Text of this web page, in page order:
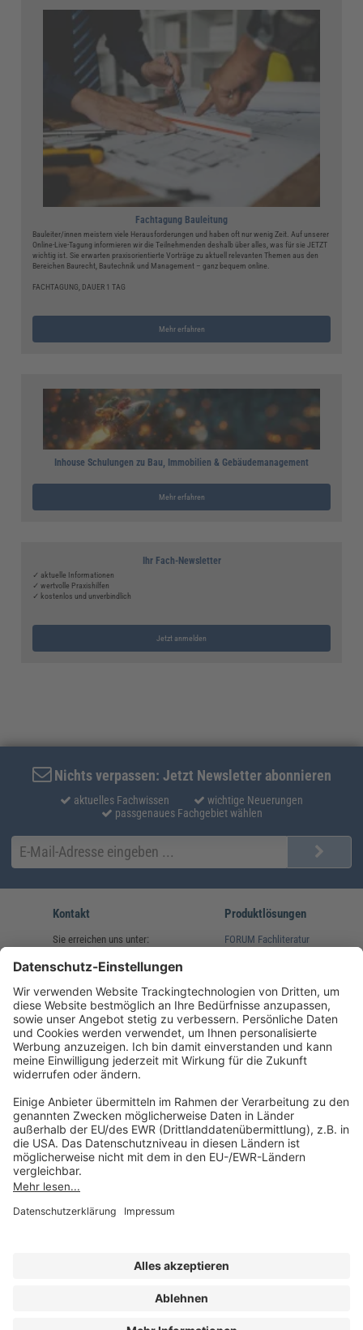
Fachtagung Bauleitung
Bauleiter/innen meistern viele Herausforderungen und haben oft nur wenig Zeit. Auf unserer
Online-Live-Tagung informieren wir die Teilnehmenden deshalb über alles, was für sie JETZT
wichtig ist. Sie erwarten praxisorientierte Vorträge zu aktuell relevanten Themen aus den
Bereichen Baurecht, Bautechnik und Management – ganz bequem online.
FACHTAGUNG, DAUER 1 TAG
Mehr erfahren
Inhouse Schulungen zu Bau, Immobilien & Gebäudemanagement
Mehr erfahren
Ihr Fach-Newsletter
✓ aktuelle Informationen
✓ wertvolle Praxishilfen
✓ kostenlos und unverbindlich
Jetzt anmelden
Nichts verpassen: Jetzt Newsletter abonnieren
aktuelles Fachwissen
wichtige Neuerungen
passgenaues Fachgebiet wählen
Kontakt
Sie erreichen uns unter:
(08233) 38 11 23
service@forum-verlag.com
Mo-Do 07:30 - 17:00 Uhr
Fr 07:30 - 15:00 Uhr
Produktlösungen
FORUM Fachliteratur
Folgen Sie uns
Impressum
Datenschutz
AGB und Lizenzbedingungen
Erklärung zur Barrierefreiheit